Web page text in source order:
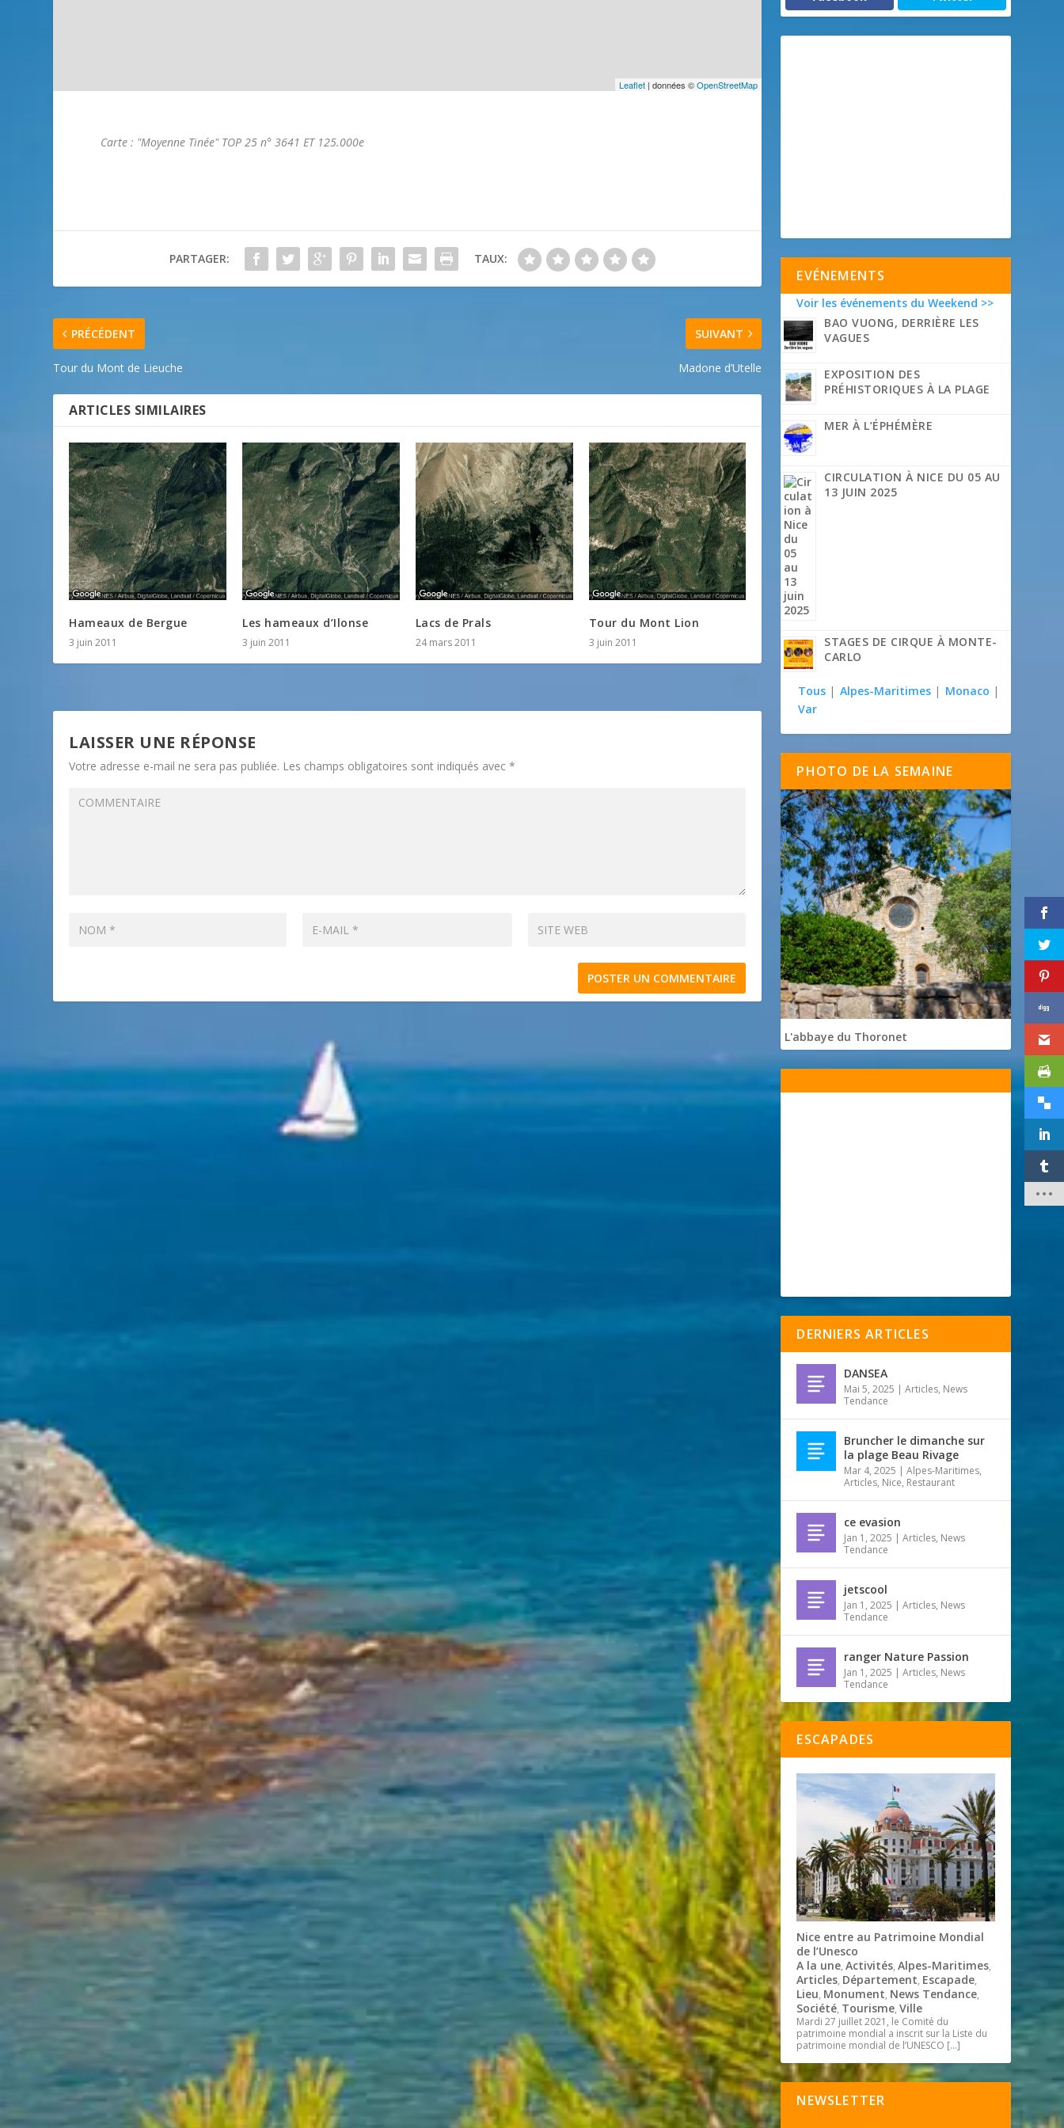
Leaflet | données ©OpenStreetMap
Carte : "Moyenne Tinée" TOP 25 n° 3641 ET 125.000e
PARTAGER: TAUX:
PRÉCÉDENT
Tour du Mont de Lieuche
SUIVANT
Madone d’Utelle
ARTICLES SIMILAIRES
Hameaux de Bergue
3 juin 2011
Les hameaux d’Ilonse
3 juin 2011
Lacs de Prals
24 mars 2011
Tour du Mont Lion
3 juin 2011
LAISSER UNE RÉPONSE
Votre adresse e-mail ne sera pas publiée. Les champs obligatoires sont indiqués avec*
EVÉNEMENTS
Voir les événements du Weekend >>
BAO VUONG, DERRIÈRE LES
VAGUES
EXPOSITION DES
PRÉHISTORIQUES À LA PLAGE
MER À L’ÉPHÉMÈRE
CIRCULATION À NICE DU 05 AU
13 JUIN 2025
STAGES DE CIRQUE À MONTE-
CARLO
Tous | Alpes-Maritimes | Monaco |
Var
PHOTO DE LA SEMAINE
L'abbaye du Thoronet
DERNIERS ARTICLES
DANSEA
Mai 5, 2025 |Articles, News
Tendance
Bruncher le dimanche sur
la plage Beau Rivage
Mar 4, 2025 |Alpes-Maritimes,
Articles, Nice, Restaurant
ce evasion
Jan 1, 2025 |Articles, News
Tendance
jetscool
Jan 1, 2025 |Articles, News
Tendance
ranger Nature Passion
Jan 1, 2025 |Articles, News
Tendance
ESCAPADES
Nice entre au Patrimoine Mondial
de l’Unesco
A la une,Activités,Alpes-Maritimes,
Articles, Département, Escapade,
Lieu, Monument, News Tendance,
Société, Tourisme,Ville
Mardi 27 juillet 2021, le Comité du
patrimoine mondial a inscrit sur la Liste du
patrimoine mondial de l’UNESCO […]
NEWSLETTER